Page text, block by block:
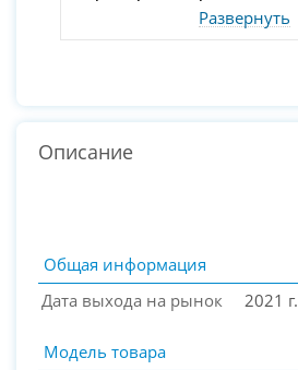
Развернуть
Описание
Общая информация
Дата выхода на рынок
2021 г.
Модель товара